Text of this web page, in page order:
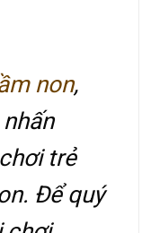
non,
trẻ
Để quý